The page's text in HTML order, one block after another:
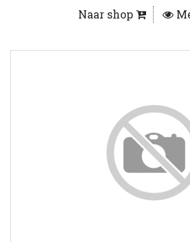
Naar shop